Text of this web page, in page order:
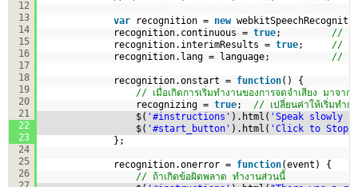
12
13
14
15
16
17
18
19
20
21
22
23
24
25
26
var recognition = new
recognition.continuous = true; // กำ
recognition.interimResults = true; // แส
recognition.lang = language; // กำ
recognition.onstart = function() {
// เมื่อเกิดการเริ่มทำงานของการจดจำเสียง ม
recognizing = true; // เปลี่ยนค่าให้เริ่มทำก
$( '#instructions' ).html( 'Speak slowly
$( '#start_button' ).html( 'Click to Stop'
};
recognition.onerror = function(event) {
// ถ้าเกิดข้อผิดพลาด ทำงานส่วนนี้